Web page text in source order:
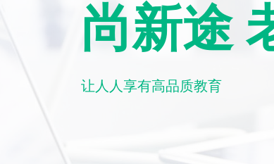
尚新途
让人人享有高品质教育